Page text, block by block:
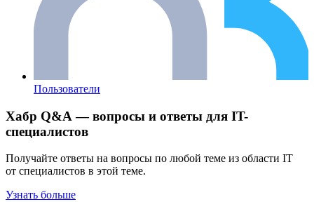
Пользователи
Хабр Q&A — вопросы и ответы для IT-
специалистов
Получайте ответы на вопросы по любой теме из области IT
от специалистов в этой теме.
Узнать больше